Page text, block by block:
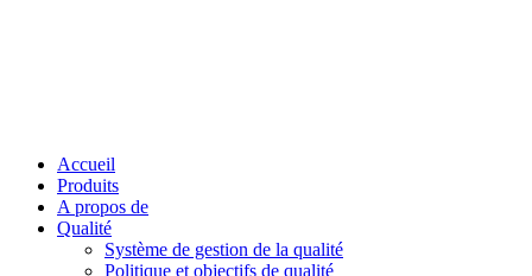
Accueil
Produits
A propos de
Qualité
Système de gestion de la qualité
Politique et objectifs de qualité